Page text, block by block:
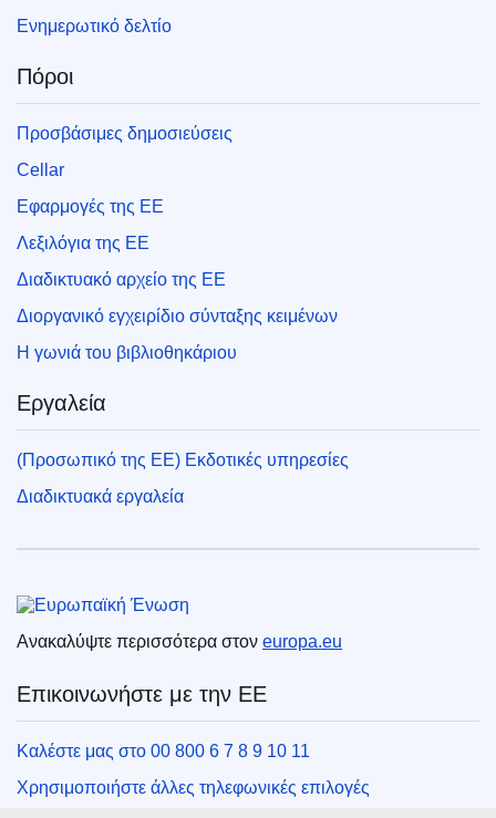
Ενημερωτικό δελτίο
Πόροι
Προσβάσιμες δημοσιεύσεις
Cellar
Εφαρμογές της ΕΕ
Λεξιλόγια της ΕΕ
Διαδικτυακό αρχείο της ΕΕ
Διοργανικό εγχειρίδιο σύνταξης κειμένων
Η γωνιά του βιβλιοθηκάριου
Εργαλεία
(Προσωπικό της ΕΕ) Εκδοτικές υπηρεσίες
Διαδικτυακά εργαλεία
Ανακαλύψτε περισσότερα στον europa.eu
Επικοινωνήστε με την ΕΕ
Καλέστε μας στο 00 800 6 7 8 9 10 11
Χρησιμοποιήστε άλλες τηλεφωνικές επιλογές